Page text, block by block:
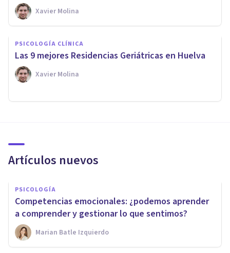
Xavier Molina
PSICOLOGÍA CLÍNICA
Las 9 mejores Residencias Geriátricas en Huelva
Xavier Molina
Artículos nuevos
PSICOLOGÍA
Competencias emocionales: ¿podemos aprender
a comprender y gestionar lo que sentimos?
Marian Batle Izquierdo